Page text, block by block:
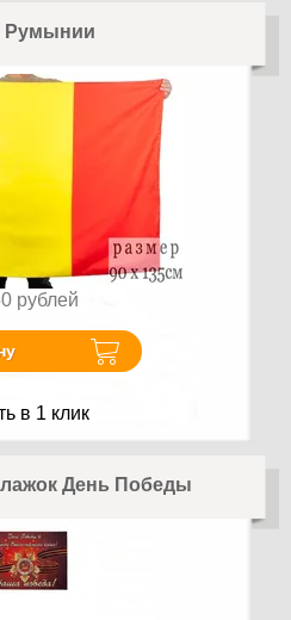
Румынии
рублей
в 1 клик
День Победы